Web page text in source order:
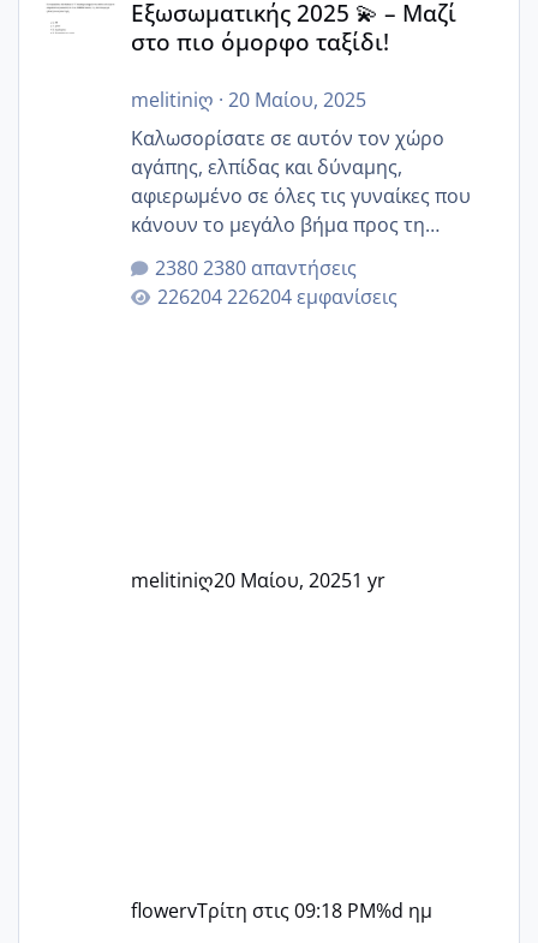
Εξωσωματικής 2025 💫 – Μαζί
στο πιο όμορφο ταξίδι!
melitiniღ · 20 Μαίου, 2025
Καλωσορίσατε σε αυτόν τον χώρο
αγάπης, ελπίδας και δύναμης,
αφιερωμένο σε όλες τις γυναίκες που
κάνουν το μεγάλο βήμα προς τη
μητρότητα μέσω εξωσωματικής το 2025.
Εδώ θα μοιραστούμε αγωνίες, χαρές,
εμπειρίες και κάθε μικρή ή μεγάλη
2380 απαντήσεις
226204 εμφανίσεις
melitiniღ20 Μαίου, 20251 yr
flowervΤρίτη στις 09:18 PM%d ημ